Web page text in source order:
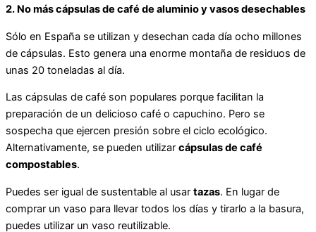
2. No más cápsulas de café de aluminio y vasos desechables
Sólo en España se utilizan y desechan cada día ocho millones
de cápsulas. Esto genera una enorme montaña de residuos de
unas 20 toneladas al día.
Las cápsulas de café son populares porque facilitan la
preparación de un delicioso café o capuchino. Pero se
sospecha que ejercen presión sobre el ciclo ecológico.
Alternativamente, se pueden utilizar cápsulas de café
compostables.
Puedes ser igual de sustentable al usar tazas. En lugar de
comprar un vaso para llevar todos los días y tirarlo a la basura,
puedes utilizar un vaso reutilizable.